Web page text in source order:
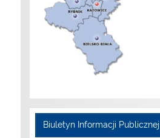
Biuletyn Informacji Publicznej